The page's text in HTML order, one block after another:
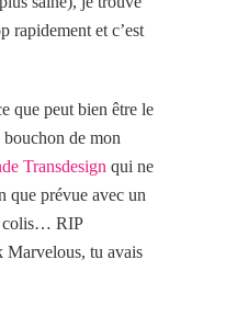
rapidement et c’est
que peut bien être le
de mon
Transdesign qui ne
que prévue avec un
colis… RIP
tu avais